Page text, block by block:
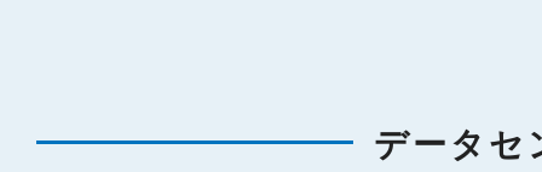
データセ